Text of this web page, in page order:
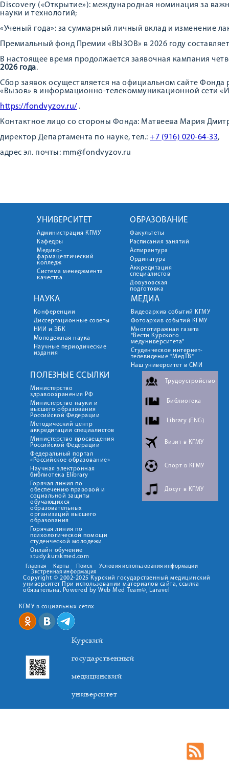
Discovery («Открытие»): международная номинация за
науки и технологий;
«Ученый года»: за суммарный личный вклад и изменение
Премиальный фонд Премии «ВЫЗОВ» в 2026 году
В настоящее время продолжается заявочная кампания
2026 года.
Сбор заявок осуществляется на официальном сайте Фонда
«Вызов» в информационно-телекоммуникационной сети
https://fondvyzov.ru/ .
Контактное лицо со стороны Фонда: Матвеева Мария
директор Департамента по науке, тел.: +7 (916) 020-64-33,
адрес эл. почты: mm@fondvyzov.ru
УНИВЕРСИТЕТ
Администрация КГМУ
Кафедры
Медико-
фармацевтический
колледж
Система менеджмента
качества
ОБРАЗОВАНИЕ
Факультеты
Расписания занятий
Аспирантура
Ординатура
Аккредитация
специалистов
Довузовская
подготовка
НАУКА
Конференции
Диссертационные советы
НИИ и ЭБК
Молодежная наука
Научные периодические
издания
МЕДИА
Видеоархив событий КГМУ
Фотоархив событий КГМУ
Многотиражная газета
"Вести Курского
медуниверситета"
Студенческое интернет-
телевидение "МедТВ"
Наш университет в СМИ
ПОЛЕЗНЫЕ ССЫЛКИ
Министерство
здравоохранения РФ
Министерство науки и
высшего образования
Российской Федерации
Методический центр
аккредитации специалистов
Министерство просвещения
Российской Федерации
Федеральный портал
«Российское образование»
Научная электронная
библиотека Elibrary
Горячая линия по
обеспечению правовой и
социальной защиты
обучающихся
образовательных
организаций высшего
образования
Горячая линия по
психологической помощи
студенческой молодежи
Онлайн обучение
study.kurskmed.com
Трудоустройство
Библиотека
Library (ENG)
Визит в КГМУ
Спорт в КГМУ
Досуг в КГМУ
Главная Карты Поиск
Условия использования информации
Экстренная информация
Copyright © 2002-2025 Курский государственный медицинский
университет При использовании материалов сайта, ссылка
обязательна. Powered by Web Med Team©, Laravel
КГМУ в социальных сетях
Курский
государственный
медицинский
университет